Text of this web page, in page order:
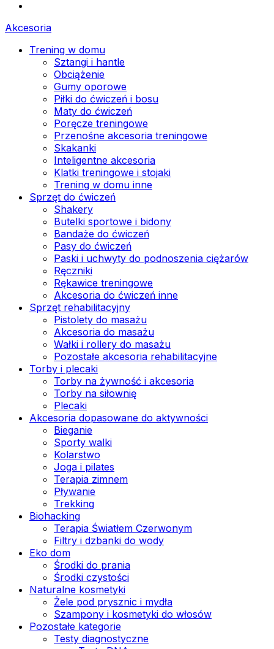
Akcesoria
Trening w domu
Sztangi i hantle
Obciążenie
Gumy oporowe
Piłki do ćwiczeń i bosu
Maty do ćwiczeń
Poręcze treningowe
Przenośne akcesoria treningowe
Skakanki
Inteligentne akcesoria
Klatki treningowe i stojaki
Trening w domu inne
Sprzęt do ćwiczeń
Shakery
Butelki sportowe i bidony
Bandaże do ćwiczeń
Pasy do ćwiczeń
Paski i uchwyty do podnoszenia ciężarów
Ręczniki
Rękawice treningowe
Akcesoria do ćwiczeń inne
Sprzęt rehabilitacyjny
Pistolety do masażu
Akcesoria do masażu
Wałki i rollery do masażu
Pozostałe akcesoria rehabilitacyjne
Torby i plecaki
Torby na żywność i akcesoria
Torby na siłownię
Plecaki
Akcesoria dopasowane do aktywności
Bieganie
Sporty walki
Kolarstwo
Joga i pilates
Terapia zimnem
Pływanie
Trekking
Biohacking
Terapia Światłem Czerwonym
Filtry i dzbanki do wody
Eko dom
Środki do prania
Środki czystości
Naturalne kosmetyki
Żele pod prysznic i mydła
Szampony i kosmetyki do włosów
Pozostałe kategorie
Testy diagnostyczne